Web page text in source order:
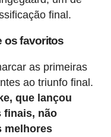
final.
os favoritos
as primeiras
ao triunfo final.
que lançou
finais, não
melhores